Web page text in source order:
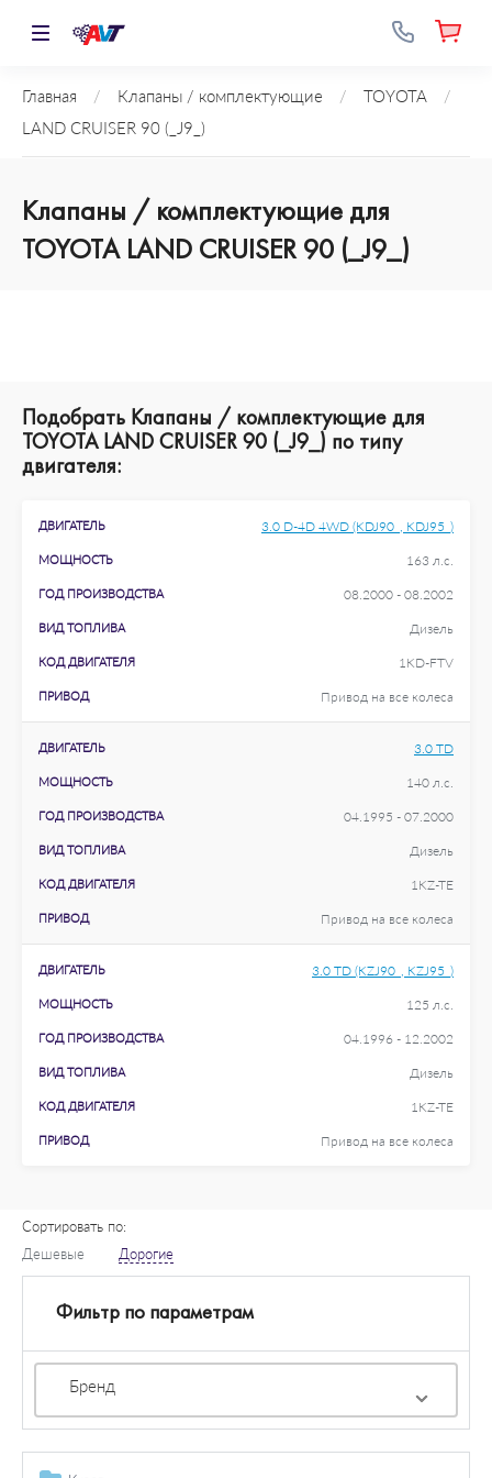
Главная / Клапаны / комплектующие / TOYOTA
/
LAND CRUISER 90 (_J9_)
Клапаны / комплектующие для
TOYOTA LAND CRUISER 90 (_J9_)
Подобрать Клапаны / комплектующие для
TOYOTA LAND CRUISER 90 (_J9_) по типу
двигателя:
ДВИГАТЕЛЬ 3.0 D-4D 4WD (KDJ90_, KDJ95_)
МОЩНОСТЬ 163 л.с.
ГОД ПРОИЗВОДСТВА 08.2000 - 08.2002
ВИД ТОПЛИВА Дизель
КОД ДВИГАТЕЛЯ 1KD-FTV
ПРИВОД Привод на все колеса
ДВИГАТЕЛЬ 3.0 TD
МОЩНОСТЬ 140 л.с.
ГОД ПРОИЗВОДСТВА 04.1995 - 07.2000
ВИД ТОПЛИВА Дизель
КОД ДВИГАТЕЛЯ 1KZ-TE
ПРИВОД Привод на все колеса
ДВИГАТЕЛЬ 3.0 TD (KZJ90_, KZJ95_)
МОЩНОСТЬ 125 л.с.
ГОД ПРОИЗВОДСТВА 04.1996 - 12.2002
ВИД ТОПЛИВА Дизель
КОД ДВИГАТЕЛЯ 1KZ-TE
ПРИВОД Привод на все колеса
Сортировать по:
Дешевые
Дорогие
Фильтр по параметрам
Бренд